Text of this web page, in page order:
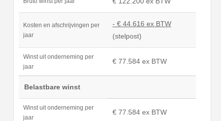
Kosten en afschrijvingen per
jaar
- € 44.616 ex BTW
(stelpost)
Winst uit onderneming per
jaar
€ 77.584 ex BTW
Belastbare winst
Winst uit onderneming per
jaar
€ 77.584 ex BTW